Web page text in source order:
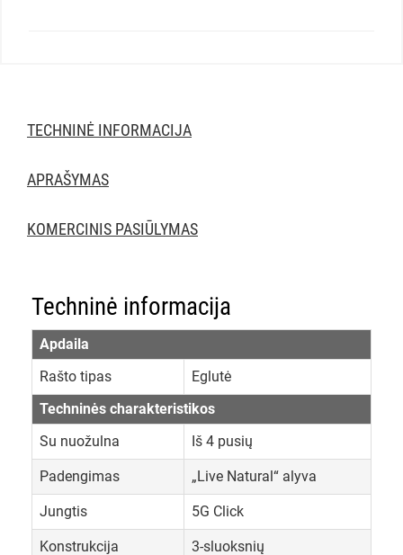
TECHNINĖ INFORMACIJA
APRAŠYMAS
KOMERCINIS PASIŪLYMAS
Techninė informacija
Apdaila
Rašto tipas
Eglutė
Techninės charakteristikos
Su nuožulna
Iš 4 pusių
Padengimas „Live Natural“ alyva
Jungtis 5G Click
Konstrukcija 3-sluoksnių